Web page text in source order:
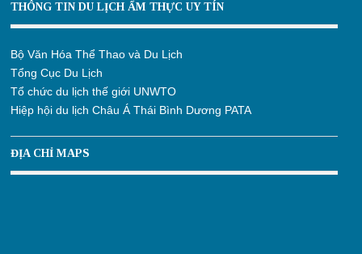
THÔNG TIN DU LỊCH ẨM THỰC UY TÍN
Bộ Văn Hóa Thể Thao và Du Lịch
Tổng Cục Du Lịch
Tổ chức du lịch thế giới UNWTO
Hiệp hội du lịch Châu Á Thái Bình Dương PATA
ĐỊA CHỈ MAPS